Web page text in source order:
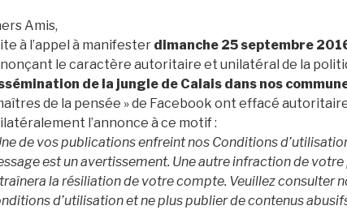
Amis,
à l’appel à manifester dimanche 25 septembre
le caractère autoritaire et unilatéral de la
de la jungle de Calais dans nos
de la pensée » de Facebook ont effacé
l’annonce à ce motif :
de vos publications enfreint nos Conditions
est un avertissement. Une autre infraction de
la résiliation de votre compte. Veuillez consulter
d’utilisation et ne plus publier de contenus